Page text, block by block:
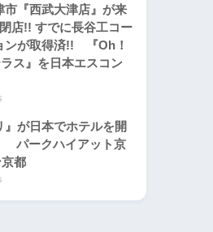
市『西武大津店』が来
店!! すでに長谷工コー
ンが取得済!! 『Oh！
ス』を日本エスコン
』が日本でホテルを開
パークハイアット京
都